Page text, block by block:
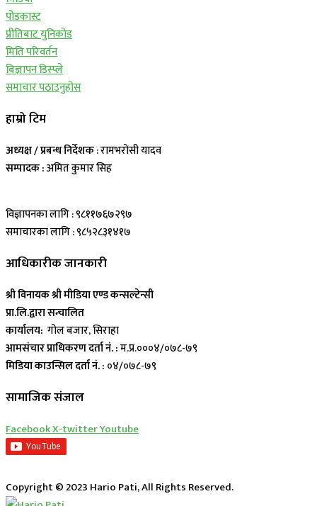
पोडकास्ट
प्रीतिबाट युनिकोड
मिति परिवर्तन
बिज्ञापन डिस्प्ले
समाचार पठाउनुहोस
हाम्रो टिम
अध्यक्ष / प्रबन्ध निर्देशक: रामभरोसी यादव
सम्पादक :अमित कुमार सिह
विज्ञापनका लागि : ९८११७६७२९७
समाचारका लागि : ९८५२८३१४१७
आधिकारीक जानकारी
श्री विनायक श्री मीडिया एण्ड कन्सल्टेन्सी
प्रा.लि.द्वारा सन्चालित
कार्यालय: गोल बजार, सिराहा
आमसंचार प्राधिकरण दर्ता नं. :म.प्र.०००४/०७८-७९
मिडिया काउन्सिल दर्ता नं. : ०४/०७८-७९
सामाजिक संजाल
FacebookX-twitterYoutube
Copyright © 2023 Hario Pati, All Rights Reserved.